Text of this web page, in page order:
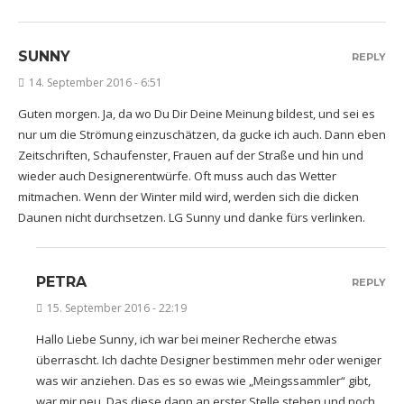
SUNNY
14. September 2016 - 6:51
Guten morgen. Ja, da wo Du Dir Deine Meinung bildest, und sei es
nur um die Strömung einzuschätzen, da gucke ich auch. Dann eben
Zeitschriften, Schaufenster, Frauen auf der Straße und hin und
wieder auch Designerentwürfe. Oft muss auch das Wetter
mitmachen. Wenn der Winter mild wird, werden sich die dicken
Daunen nicht durchsetzen. LG Sunny und danke fürs verlinken.
REPLY
PETRA
15. September 2016 - 22:19
Hallo Liebe Sunny, ich war bei meiner Recherche etwas
überrascht. Ich dachte Designer bestimmen mehr oder weniger
was wir anziehen. Das es so ewas wie „Meingssammler“ gibt,
REPLY